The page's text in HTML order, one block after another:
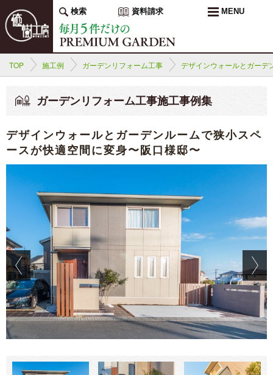
検索 資料請求 MENU
TOP 施工例 ガーデンリフォーム工事 デザインウォールとガーデ
ガーデンリフォーム工事施工事例集
デザインウォールとガーデンルームで狭小スペ
ースが快適空間に変身〜阪口様邸〜